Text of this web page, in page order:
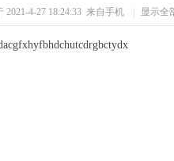
2021-4-27 18:24:33 来自手机 显示全